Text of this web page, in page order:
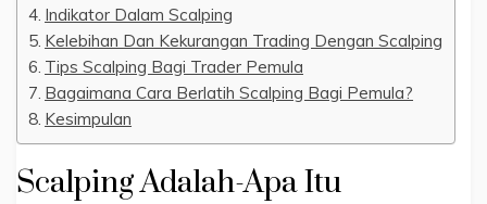
Indikator Dalam Scalping
Kelebihan Dan Kekurangan Trading Dengan Scalping
Tips Scalping Bagi Trader Pemula
Bagaimana Cara Berlatih Scalping Bagi Pemula?
Kesimpulan
Scalping Adalah-Apa Itu